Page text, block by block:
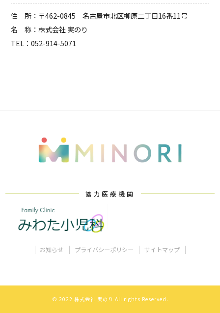
住 所：〒462-0845 名古屋市北区柳原二丁目16番11号
名 称：株式会社 実のり
TEL：052-914-5071
協力医療機関
お知らせ プライバシーポリシー サイトマップ
© 2022 株式会社 実のり All rights Reserved.